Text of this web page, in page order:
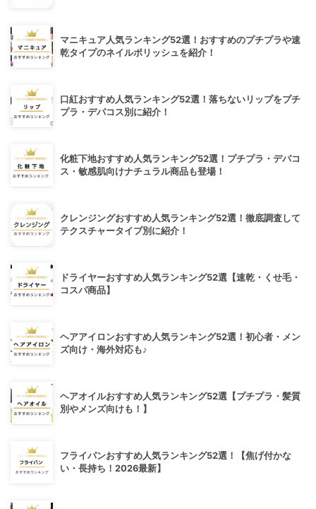
マニキュア人気ランキング52選！おすすめのプチプラや速
乾タイプのネイルポリッシュを紹介！
口紅おすすめ人気ランキング52選！落ちないリップをプチ
プラ・デパコス別に紹介！
化粧下地おすすめ人気ランキング52選！プチプラ・デパコ
ス・敏感肌向けナチュラル商品も登場！
クレンジングおすすめ人気ランキング52選！徹底調査して
テクスチャータイプ別に紹介！
ドライヤーおすすめ人気ランキング52選【速乾・くせ毛・
コスパ商品】
ヘアアイロンおすすめ人気ランキング52選！初心者・メン
ズ向け・海外対応も♪
ヘアオイルおすすめ人気ランキング52選【プチプラ・髪質
別やメンズ向けも！】
フライパンおすすめ人気ランキング52選！【焦げ付かな
い・長持ち！2026最新】